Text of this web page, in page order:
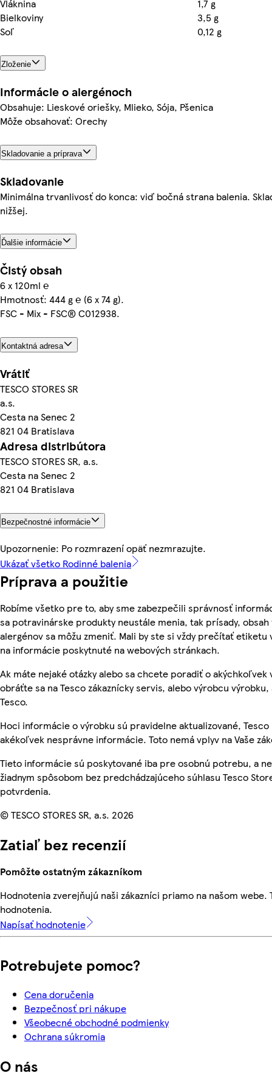
Vláknina
1,7 g
Bielkoviny
3,5 g
Soľ
0,12 g
Zloženie
Informácie o alergénoch
Obsahuje: Lieskové oriešky, Mlieko, Sója, Pšenica
Môže obsahovať: Orechy
Skladovanie a príprava
Skladovanie
Minimálna trvanlivosť do konca: viď bočná strana balenia.
nižšej.
Ďalšie informácie
Čistý obsah
6 x 120ml ℮
Hmotnosť: 444 g ℮ (6 x 74 g).
FSC - Mix - FSC® C012938.
Kontaktná adresa
Vrátiť
TESCO STORES SR
a.s.
Cesta na Senec 2
821 04 Bratislava
Adresa distribútora
TESCO STORES SR, a.s.
Cesta na Senec 2
821 04 Bratislava
Bezpečnostné informácie
Upozornenie: Po rozmrazení opäť nezmrazujte.
Ukázať všetko Rodinné balenia
Príprava a použitie
Robíme všetko pre to, aby sme zabezpečili správnosť
sa potravinárske produkty neustále menia, tak prísady, obsah
alergénov sa môžu zmeniť. Mali by ste si vždy prečítať etiketu
na informácie poskytnuté na webových stránkach.
Ak máte nejaké otázky alebo sa chcete poradiť o akýchkoľvek
obráťte sa na Tesco zákaznícky servis, alebo výrobcu
Tesco.
Hoci informácie o výrobku sú pravidelne aktualizované,
akékoľvek nesprávne informácie. Toto nemá vplyv na Vaše
Tieto informácie sú poskytované iba pre osobnú potrebu, a
žiadnym spôsobom bez predchádzajúceho súhlasu Tesco
potvrdenia.
© TESCO STORES SR, a.s. 2026
Zatiaľ bez recenzií
Pomôžte ostatným zákazníkom
Hodnotenia zverejňujú naši zákazníci priamo na našom
hodnotenia.
Napísať hodnotenie
Potrebujete pomoc?
Cena doručenia
Bezpečnosť pri nákupe
Všeobecné obchodné podmienky
Ochrana súkromia
O nás